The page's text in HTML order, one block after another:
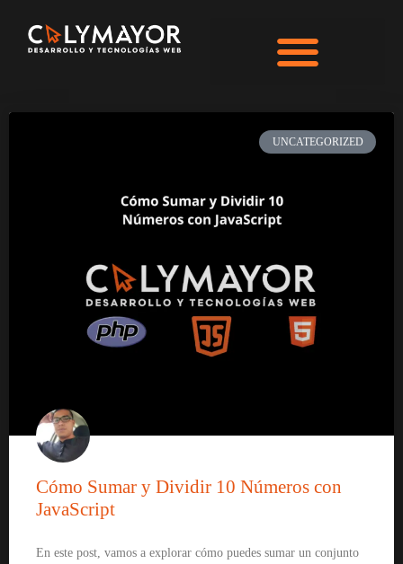
UNCATEGORIZED
Cómo Sumar y Dividir 10 Números con
JavaScript
En este post, vamos a explorar cómo puedes sumar un conjunto